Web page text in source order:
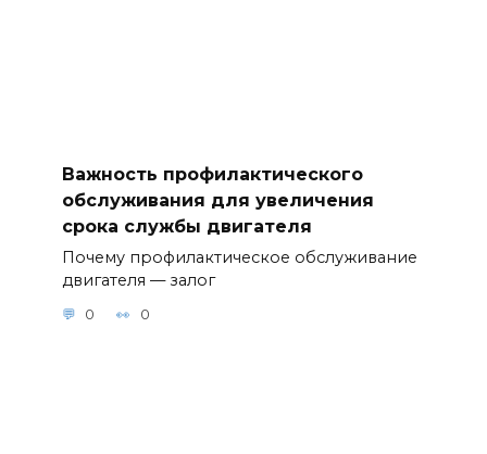
Важность профилактического
обслуживания для увеличения
срока службы двигателя
Почему профилактическое обслуживание
двигателя — залог
0 0